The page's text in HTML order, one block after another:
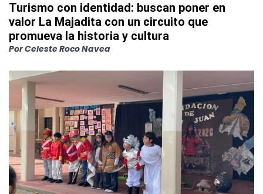
Turismo con identidad: buscan poner en
valor La Majadita con un circuito que
promueva la historia y cultura
PorCeleste Roco Navea